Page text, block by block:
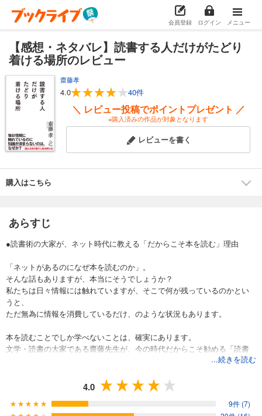
会員登録 ログイン メニュー
【感想・ネタバレ】読書する人だけがたどり
着ける場所のレビュー
齋藤孝
4.0 40件
＼ レビュー投稿でポイントプレゼント ／
※購入済みの作品が対象となります
レビューを書く
購入はこちら
あらすじ
●読書術の大家が、ネット時代に教える「だからこそ本を読む」理由
「ネットがあるのになぜ本を読むのか」。
そんな話もありますが、本当にそうでしょうか？
私たちは日々情報には触れていますが、そこで何が残っているのかとい
うと、
ただ無為に情報を消費しているだけ、のような状況もあります。
本を読むことでしか学べないことは、確実にあります。
文学・読書の大家である齋藤先生が、今の時代だからこそ勧める「読書
...続きを読む
4.0
9件 (7)